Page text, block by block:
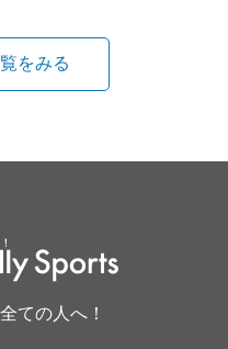
をみる
ての人へ！